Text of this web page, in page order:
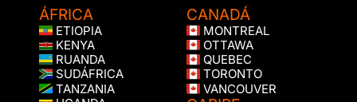
ÁFRICA
ETIOPIA
KENYA
RUANDA
SUDÁFRICA
TANZANIA
CANADÁ
MONTREAL
OTTAWA
QUEBEC
TORONTO
VANCOUVER